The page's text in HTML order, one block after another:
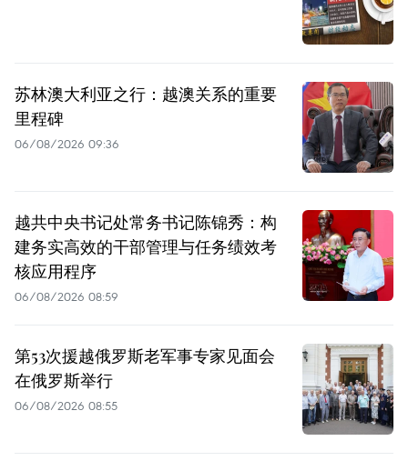
苏林澳大利亚之行：越澳关系的重要
里程碑
06/08/2026 09:36
越共中央书记处常务书记陈锦秀：构
建务实高效的干部管理与任务绩效考
核应用程序
06/08/2026 08:59
第53次援越俄罗斯老军事专家见面会
在俄罗斯举行
06/08/2026 08:55